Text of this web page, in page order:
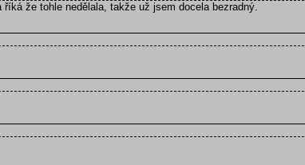
že tohle nedělala, takže už jsem docela bezradný.